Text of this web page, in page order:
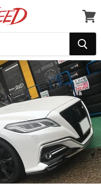
ー
ト
を
見
る